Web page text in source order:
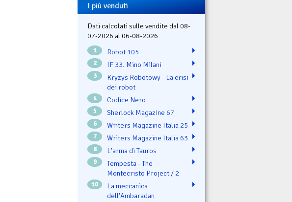
I più venduti
Dati calcolati sulle vendite dal 08-
07-2026 al 06-08-2026
1 Robot 105
2 IF 33. Mino Milani
3
Kryzys Robotowy - La crisi
dei robot
4 Codice Nero
5 Sherlock Magazine 67
6 Writers Magazine Italia 25
7 Writers Magazine Italia 63
8 L'arma di Tauros
9
Tempesta - The
Montecristo Project / 2
10
La meccanica
dell'Ambaradan